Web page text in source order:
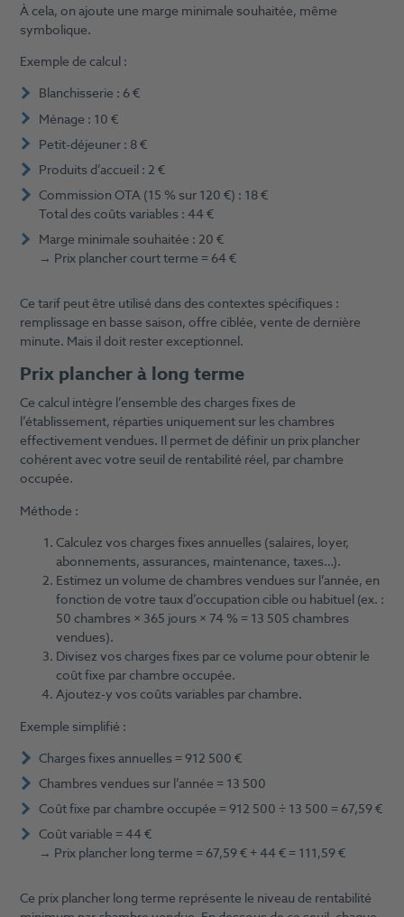
À cela, on ajoute une marge minimale souhaitée, même
symbolique.
Exemple de calcul :
Blanchisserie : 6 €
Ménage : 10 €
Petit-déjeuner : 8 €
Produits d’accueil : 2 €
Commission OTA (15 % sur 120 €) : 18 €
Total des coûts variables : 44 €
Marge minimale souhaitée : 20 €
→ Prix plancher court terme = 64 €
Ce tarif peut être utilisé dans des contextes spécifiques :
remplissage en basse saison, offre ciblée, vente de dernière
minute. Mais il doit rester exceptionnel.
Prix plancher à long terme
Ce calcul intègre l’ensemble des charges fixes de
l’établissement, réparties uniquement sur les chambres
effectivement vendues. Il permet de définir un prix plancher
cohérent avec votre seuil de rentabilité réel, par chambre
occupée.
Méthode :
Calculez vos charges fixes annuelles (salaires, loyer,
abonnements, assurances, maintenance, taxes…).
Estimez un volume de chambres vendues sur l’année, en
fonction de votre taux d’occupation cible ou habituel (ex. :
50 chambres × 365 jours × 74 % = 13 505 chambres
vendues).
Divisez vos charges fixes par ce volume pour obtenir le
coût fixe par chambre occupée.
Ajoutez-y vos coûts variables par chambre.
Exemple simplifié :
Charges fixes annuelles = 912 500 €
Chambres vendues sur l’année = 13 500
Coût fixe par chambre occupée = 912 500 ÷ 13 500 = 67,59 €
Coût variable = 44 €
→ Prix plancher long terme = 67,59 € + 44 € = 111,59 €
Ce prix plancher long terme représente le niveau de rentabilité